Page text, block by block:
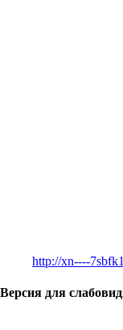
http://xn----
Версия для